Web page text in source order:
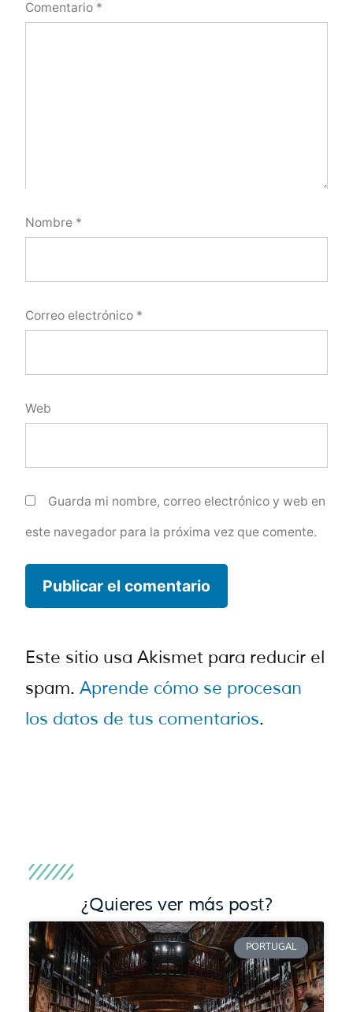
Comentario *
Nombre *
Correo electrónico *
Web
Guarda mi nombre, correo electrónico y web en
este navegador para la próxima vez que comente.
Este sitio usa Akismet para reducir el
spam. Aprende cómo se procesan
los datos de tus comentarios.
¿Quieres ver más post?
PORTUGAL